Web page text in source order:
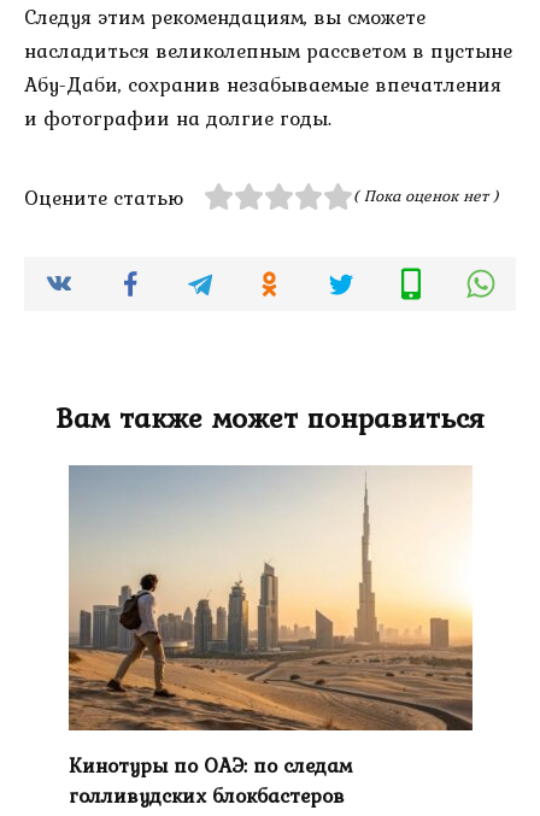
Следуя этим рекомендациям, вы сможете
насладиться великолепным рассветом в пустыне
Абу-Даби, сохранив незабываемые впечатления
и фотографии на долгие годы.
Оцените статью ( Пока оценок нет )
Вам также может понравиться
Кинотуры по ОАЭ: по следам
голливудских блокбастеров